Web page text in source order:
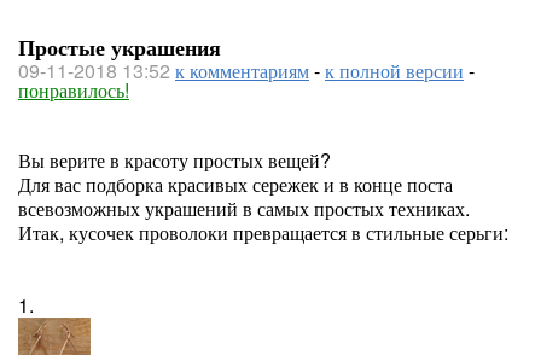
Простые украшения
09-11-2018 13:52 к комментариям-к полной версии -
понравилось!
Вы верите в красоту простых вещей?
Для вас подборка красивых сережек и в конце поста
всевозможных украшений в самых простых техниках.
Итак, кусочек проволоки превращается в стильные серьги:
1.